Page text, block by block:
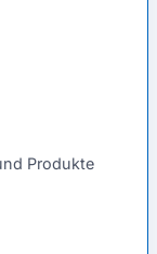
Produkte